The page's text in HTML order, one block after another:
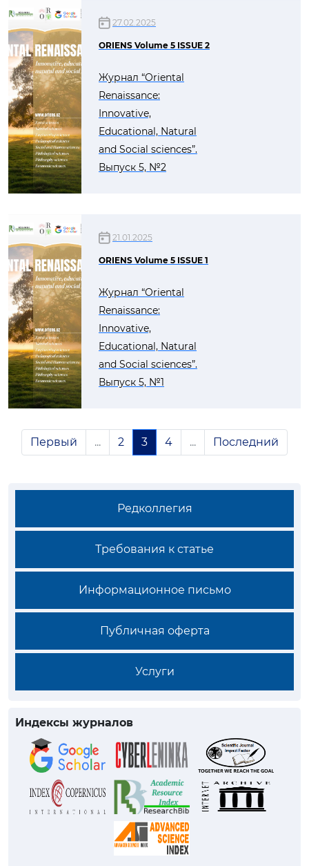
27.02.2025
ORIENS Volume 5 ISSUE 2
Журнал “Oriental
Renaissance:
Innovative,
Educational, Natural
and Social sciences”.
Выпуск 5, №2
21.01.2025
ORIENS Volume 5 ISSUE 1
Журнал “Oriental
Renaissance:
Innovative,
Educational, Natural
and Social sciences”.
Выпуск 5, №1
Первый ... 2 3 4 ... Последний
Редколлегия
Требования к статье
Информационное письмо
Публичная оферта
Услуги
Индексы журналов